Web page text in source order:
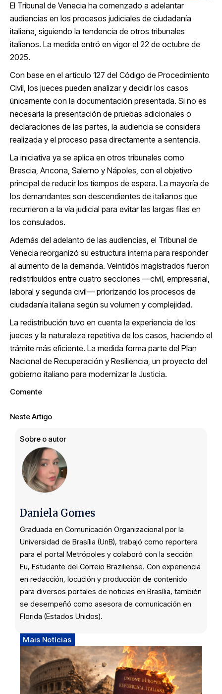
El Tribunal de Venecia ha comenzado a adelantar
audiencias en los procesos judiciales de ciudadanía
italiana, siguiendo la tendencia de otros tribunales
italianos. La medida entró en vigor el 22 de octubre de
2025.
Con base en el artículo 127 del Código de Procedimiento
Civil, los jueces pueden analizar y decidir los casos
únicamente con la documentación presentada. Si no es
necesaria la presentación de pruebas adicionales o
declaraciones de las partes, la audiencia se considera
realizada y el proceso pasa directamente a sentencia.
La iniciativa ya se aplica en otros tribunales como
Brescia, Ancona, Salerno y Nápoles, con el objetivo
principal de reducir los tiempos de espera. La mayoría de
los demandantes son descendientes de italianos que
recurrieron a la vía judicial para evitar las largas filas en
los consulados.
Además del adelanto de las audiencias, el Tribunal de
Venecia reorganizó su estructura interna para responder
al aumento de la demanda. Veintidós magistrados fueron
redistribuidos entre cuatro secciones —civil, empresarial,
laboral y segunda civil— priorizando los procesos de
ciudadanía italiana según su volumen y complejidad.
La redistribución tuvo en cuenta la experiencia de los
jueces y la naturaleza repetitiva de los casos, haciendo el
trámite más eficiente. La medida forma parte del Plan
Nacional de Recuperación y Resiliencia, un proyecto del
gobierno italiano para modernizar la Justicia.
Comente
Neste Artigo
Sobre o autor
Daniela Gomes
Graduada en Comunicación Organizacional por la
Universidad de Brasília (UnB), trabajó como reportera
para el portal Metrópoles y colaboró con la sección
Eu, Estudante del Correio Braziliense. Con experiencia
en redacción, locución y producción de contenido
para diversos portales de noticias en Brasília, también
se desempeñó como asesora de comunicación en
Florida (Estados Unidos).
Mais Notícias